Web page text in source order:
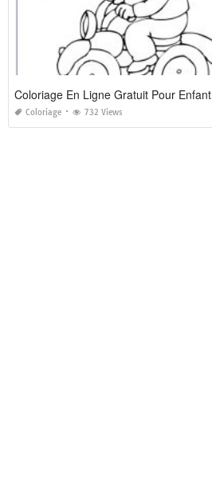
Coloriage En Ligne Gratuit Pour Enfant
Coloriage 732 Views